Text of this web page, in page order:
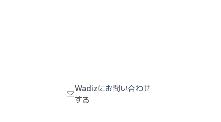
Wadizにお問い合わせ
する